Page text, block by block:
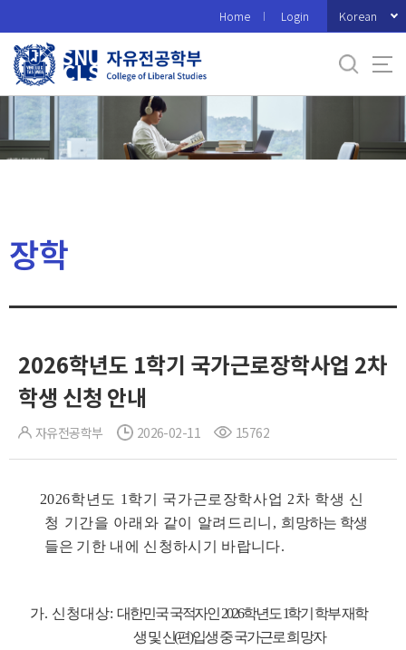
로
메
Home Login Korean
장학
2026학년도 1학기 국가근로장학사업 2차
학생 신청 안내
자유전공학부 2026-02-11 15762
2026학년도 1학기 국가근로장학사업 2차 학생 신
청 기간을 아래와 같이 알려드리니, 희망하는 학생
들은 기한 내에 신청하시기 바랍니다.
가. 신청대상: 대한민국 국적자인 2026학년도 1학기 학부 재학
생 및 신(편)입생 중 국가근로 희망자